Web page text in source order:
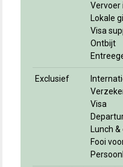
Vervoer
Lokale
Visa
Ontbijt
Exclusief
Visa
Lunch
Fooi